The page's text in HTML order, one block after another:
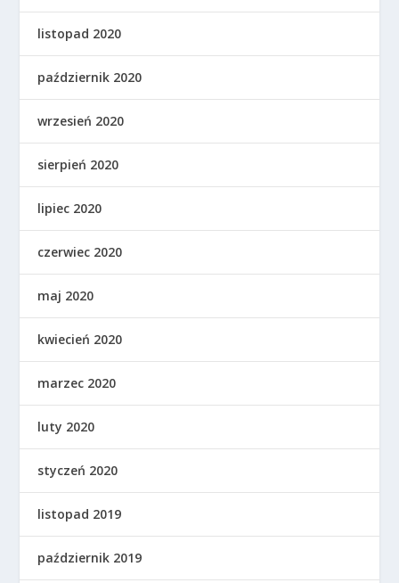
listopad 2020
październik 2020
wrzesień 2020
sierpień 2020
lipiec 2020
czerwiec 2020
maj 2020
kwiecień 2020
marzec 2020
luty 2020
styczeń 2020
listopad 2019
październik 2019